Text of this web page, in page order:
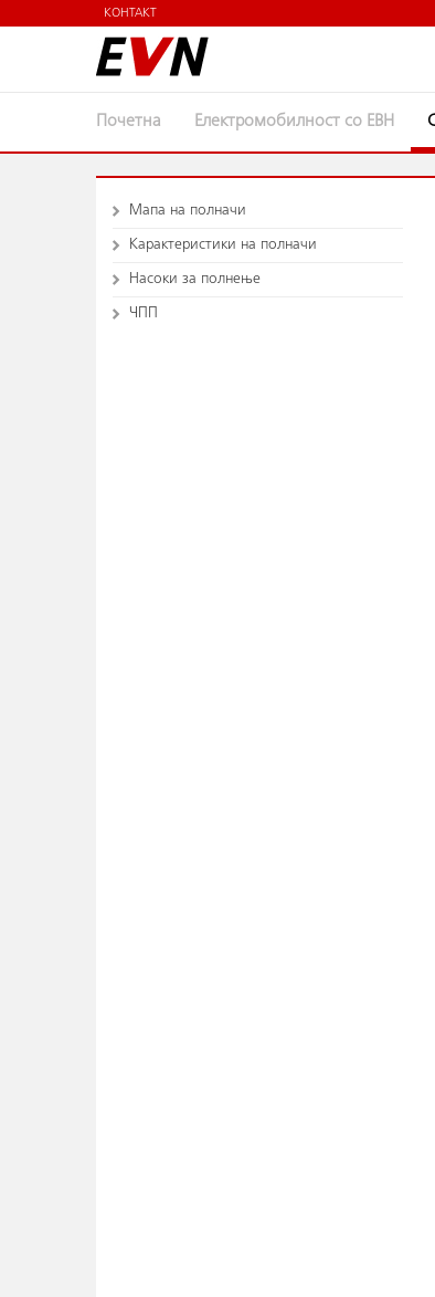
КОНТАКТ
Почетна Електромобилност со ЕВН
Мапа на полначи
Карактеристики на полначи
Насоки за полнење
ЧПП